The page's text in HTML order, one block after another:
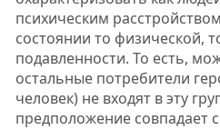
психическим
состоянии то физической,
подавленности. То есть,
остальные потребители
человек) не входят в эту
предположение совпадает